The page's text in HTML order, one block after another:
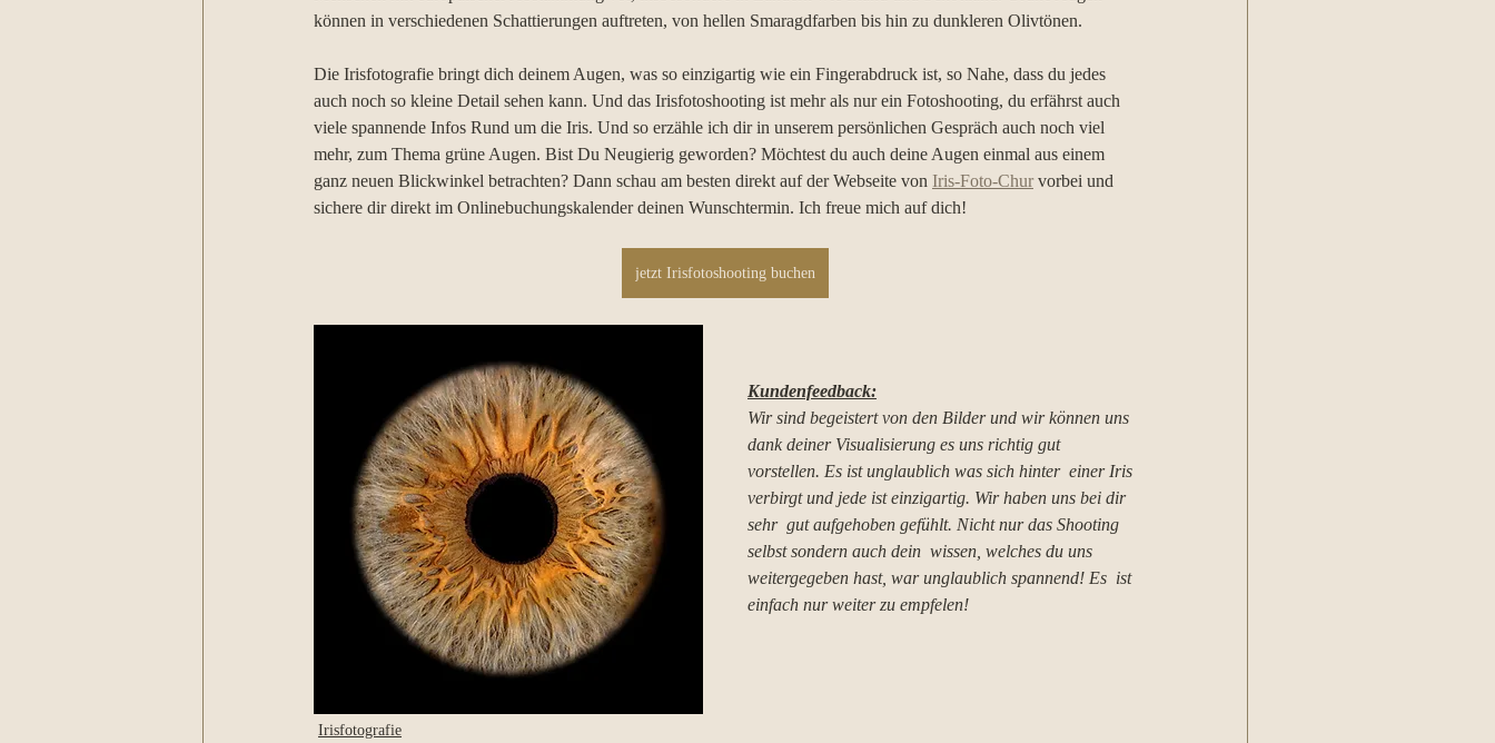
können in verschiedenen Schattierungen auftreten, von hellen Smaragdfarben bis hin zu dunkleren Olivtönen.
Die Irisfotografie bringt dich deinem Augen, was so einzigartig wie ein Fingerabdruck ist, so Nahe, dass du jedes
auch noch so kleine Detail sehen kann. Und das Irisfotoshooting ist mehr als nur ein Fotoshooting, du erfährst auch
viele spannende Infos Rund um die Iris. Und so erzähle ich dir in unserem persönlichen Gespräch auch noch viel
mehr, zum Thema grüne Augen. Bist Du Neugierig geworden? Möchtest du auch deine Augen einmal aus einem
ganz neuen Blickwinkel betrachten? Dann schau am besten direkt auf der Webseite von Iris-Foto-Chur vorbei und
sichere dir direkt im Onlinebuchungskalender deinen Wunschtermin. Ich freue mich auf dich!
jetzt Irisfotoshooting buchen
Kundenfeedback:
Wir sind begeistert von den Bilder und wir können uns
dank deiner Visualisierung es uns richtig gut
vorstellen. Es ist unglaublich was sich hinter  einer Iris
verbirgt und jede ist einzigartig. Wir haben uns bei dir
sehr  gut aufgehoben gefühlt. Nicht nur das Shooting
selbst sondern auch dein  wissen, welches du uns
weitergegeben hast, war unglaublich spannend! Es  ist
einfach nur weiter zu empfelen!
Irisfotografie